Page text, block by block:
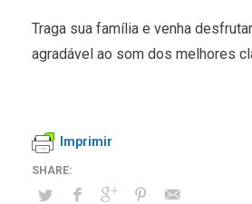
Traga sua família e venha
agradável ao som dos melhores
Imprimir